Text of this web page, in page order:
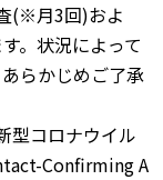
(※月3回)およ
。状況によって
らかじめご了承
型コロナウイル
Confirming A